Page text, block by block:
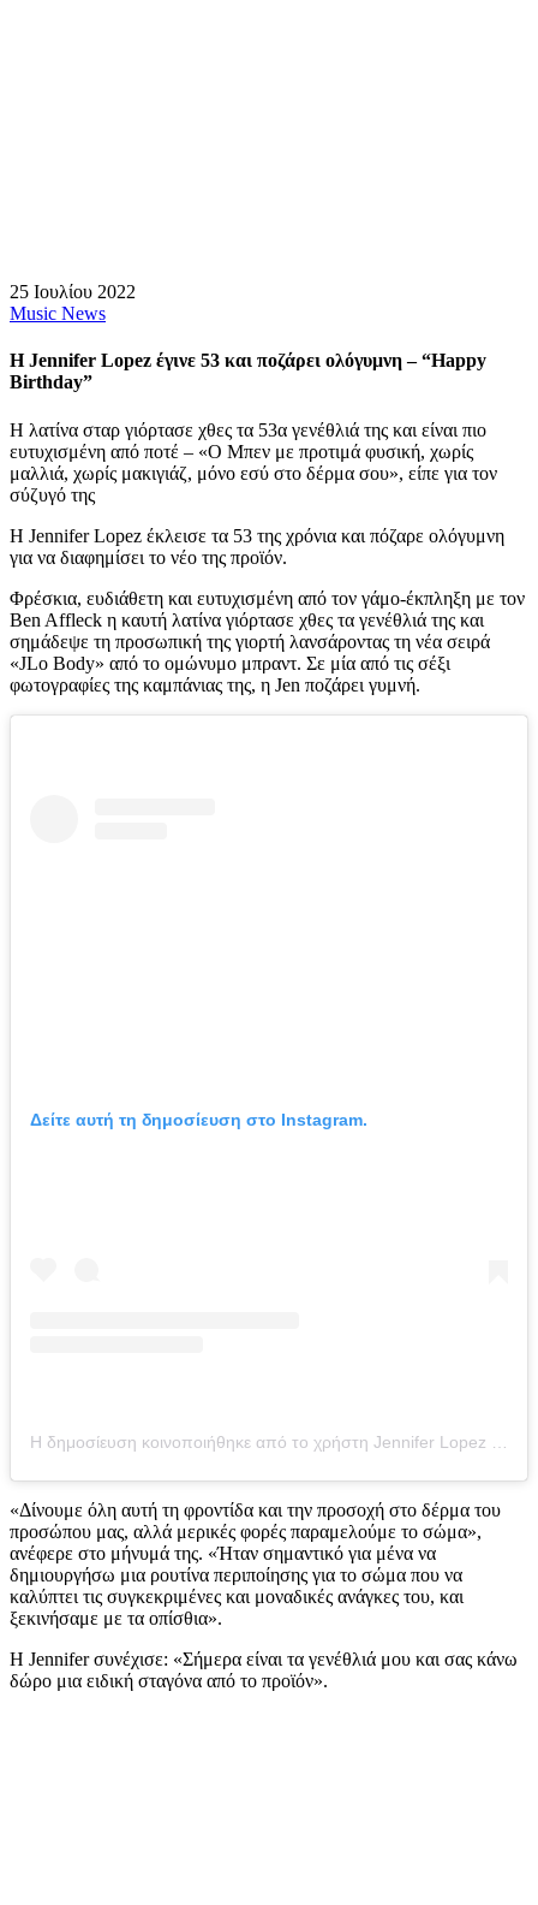
25 Ιουλίου 2022
Music News
Η Jennifer Lopez έγινε 53 και ποζάρει ολόγυμνη – “Happy
Birthday”
Η λατίνα σταρ γιόρτασε χθες τα 53α γενέθλιά της και είναι πιο
ευτυχισμένη από ποτέ – «O Μπεν με προτιμά φυσική, χωρίς
μαλλιά, χωρίς μακιγιάζ, μόνο εσύ στο δέρμα σου», είπε για τον
σύζυγό της
Η Jennifer Lopez έκλεισε τα 53 της χρόνια και πόζαρε ολόγυμνη
για να διαφημίσει το νέο της προϊόν.
Φρέσκια, ευδιάθετη και ευτυχισμένη από τον γάμο-έκπληξη με τον
Ben Affleck η καυτή λατίνα γιόρτασε χθες τα γενέθλιά της και
σημάδεψε τη προσωπική της γιορτή λανσάροντας τη νέα σειρά
«JLo Body» από το ομώνυμο μπραντ. Σε μία από τις σέξι
φωτογραφίες της καμπάνιας της, η Jen ποζάρει γυμνή.
Δείτε αυτή τη δημοσίευση στο Instagram.
«Δίνουμε όλη αυτή τη φροντίδα και την προσοχή στο δέρμα του
προσώπου μας, αλλά μερικές φορές παραμελούμε το σώμα»,
ανέφερε στο μήνυμά της. «Ήταν σημαντικό για μένα να
δημιουργήσω μια ρουτίνα περιποίησης για το σώμα που να
καλύπτει τις συγκεκριμένες και μοναδικές ανάγκες του, και
ξεκινήσαμε με τα οπίσθια».
Η Jennifer συνέχισε: «Σήμερα είναι τα γενέθλιά μου και σας κάνω
δώρο μια ειδική σταγόνα από το προϊόν».